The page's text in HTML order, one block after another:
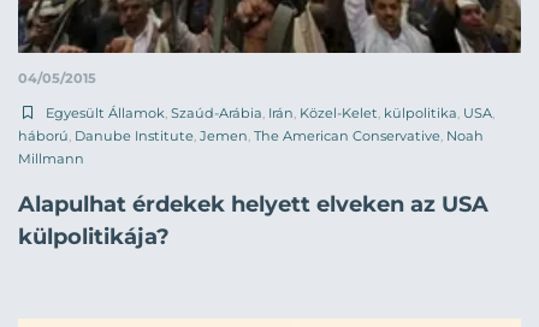
04/05/2015
Egyesült Államok Szaúd-Arábia Irán Közel-Kelet külpolitika USA
háború Danube Institute Jemen The American Conservative Noah
Millmann
Alapulhat érdekek helyett elveken az USA
külpolitikája?